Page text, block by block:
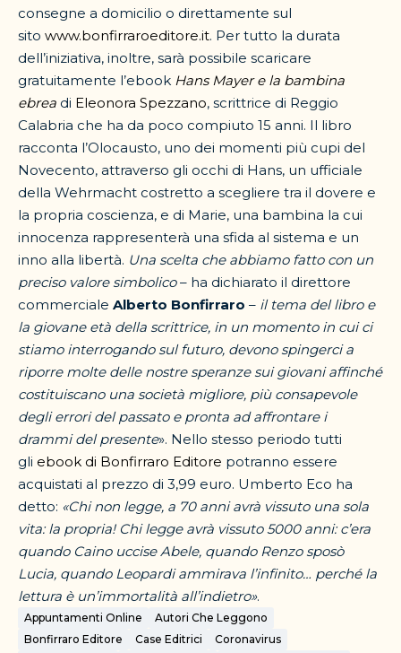
consegne a domicilio o direttamente sul
sito www.bonfirraroeditore.it. Per tutto la durata
dell’iniziativa, inoltre, sarà possibile scaricare
gratuitamente l’ebook Hans Mayer e la bambina
ebrea di Eleonora Spezzano, scrittrice di Reggio
Calabria che ha da poco compiuto 15 anni. Il libro
racconta l’Olocausto, uno dei momenti più cupi del
Novecento, attraverso gli occhi di Hans, un ufficiale
della Wehrmacht costretto a scegliere tra il dovere e
la propria coscienza, e di Marie, una bambina la cui
innocenza rappresenterà una sfida al sistema e un
inno alla libertà. Una scelta che abbiamo fatto con un
preciso valore simbolico– ha dichiarato il direttore
commerciale Alberto Bonfirraro – il tema del libro e
la giovane età della scrittrice, in un momento in cui ci
stiamo interrogando sul futuro, devono spingerci a
riporre molte delle nostre speranze sui giovani affinché
costituiscano una società migliore, più consapevole
degli errori del passato e pronta ad affrontare i
drammi del presente». Nello stesso periodo tutti
gli ebook di Bonfirraro Editore potranno essere
acquistati al prezzo di 3,99 euro. Umberto Eco ha
detto: «Chi non legge, a 70 anni avrà vissuto una sola
vita: la propria! Chi legge avrà vissuto 5000 anni: c’era
quando Caino uccise Abele, quando Renzo sposò
Lucia, quando Leopardi ammirava l’infinito… perché la
lettura è un’immortalità all’indietro».
Appuntamenti Online
Autori Che Leggono
Bonfirraro Editore
Case Editrici
Coronavirus